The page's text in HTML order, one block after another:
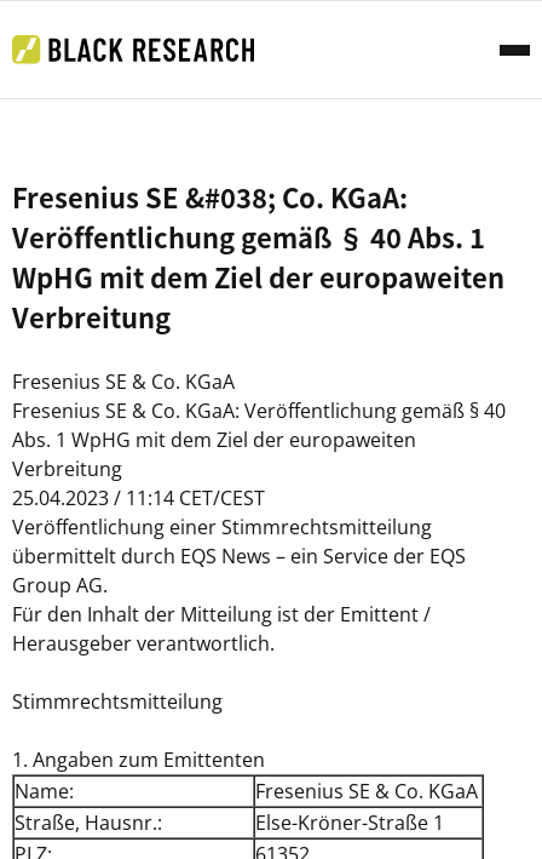
Fresenius SE &#038; Co. KGaA:
Veröffentlichung gemäß § 40 Abs. 1
WpHG mit dem Ziel der europaweiten
Verbreitung
Fresenius SE & Co. KGaA
Fresenius SE & Co. KGaA: Veröffentlichung gemäß § 40
Abs. 1 WpHG mit dem Ziel der europaweiten
Verbreitung
25.04.2023 / 11:14 CET/CEST
Veröffentlichung einer Stimmrechtsmitteilung
übermittelt durch EQS News – ein Service der EQS
Group AG.
Für den Inhalt der Mitteilung ist der Emittent /
Herausgeber verantwortlich.
Stimmrechtsmitteilung
1. Angaben zum Emittenten
Name:
Fresenius SE & Co. KGaA
Straße, Hausnr.:
Else-Kröner-Straße 1